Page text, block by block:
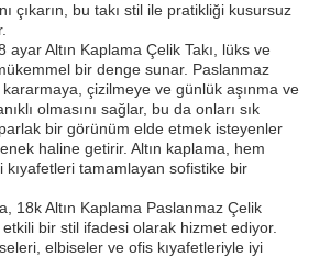
çıkarın, bu takı stil ile pratikliği kusursuz
ayar Altın Kaplama Çelik Takı, lüks ve
bir denge sunar. Paslanmaz
çizilmeye ve günlük aşınma ve
olmasını sağlar, bu da onları sık
bir görünüm elde etmek isteyenler
haline getirir. Altın kaplama, hem
tamamlayan sofistike bir
18k Altın Kaplama Paslanmaz Çelik
bir stil ifadesi olarak hizmet ediyor.
elbiseler ve ofis kıyafetleriyle iyi